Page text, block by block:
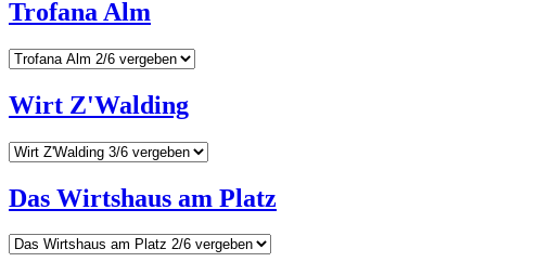
Trofana Alm
Wirt Z'Walding
Das Wirtshaus am Platz